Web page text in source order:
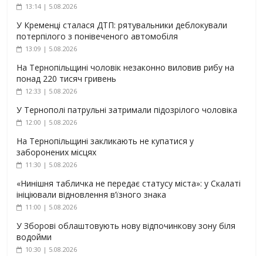
13:14 | 5.08.2026
У Кременці сталася ДТП: рятувальники деблокували
потерпілого з понівеченого автомобіля
13:09 | 5.08.2026
На Тернопільщині чоловік незаконно виловив рибу на
понад 220 тисяч гривень
12:33 | 5.08.2026
У Тернополі патрульні затримали підозрілого чоловіка
12:00 | 5.08.2026
На Тернопільщині закликають не купатися у
заборонених місцях
11:30 | 5.08.2026
«Нинішня табличка не передає статусу міста»: у Скалаті
ініціювали відновлення в’їзного знака
11:00 | 5.08.2026
У Зборові облаштовують нову відпочинкову зону біля
водойми
10:30 | 5.08.2026